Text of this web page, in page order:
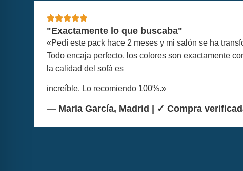
"Exactamente lo que buscaba"
«Pedí este pack hace 2 meses y mi salón se ha
Todo encaja perfecto, los colores son exactamente
la calidad del sofá es
increíble. Lo recomiendo 100%.»
— Maria García, Madrid | ✓ Compra